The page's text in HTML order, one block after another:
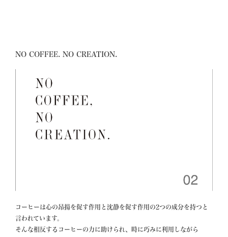
NO COFFEE. NO CREATION.
コーヒーは心の昂揚を促す作用と沈静を促す作用の2つの成分を持つと
言われています。
そんな相反するコーヒーの力に助けられ、時に巧みに利用しながら